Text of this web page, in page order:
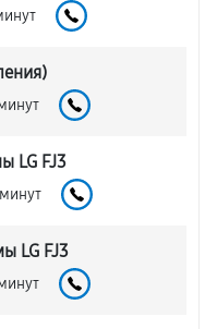
LG FJ3
LG FJ3